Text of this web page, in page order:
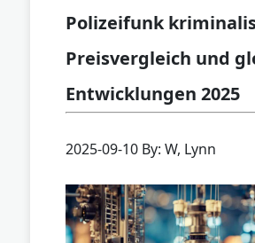
Polizeifunk
Preisvergleich und
Entwicklungen 2025
2025-09-10 By: W, Lynn